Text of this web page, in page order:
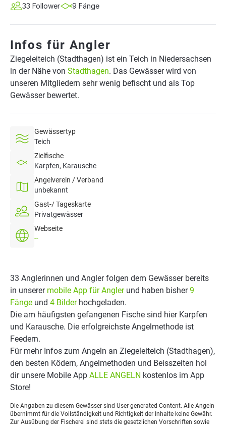
33 Follower 9 Fänge
Infos für Angler
Ziegeleiteich (Stadthagen) ist ein Teich in Niedersachsen
in der Nähe von Stadthagen. Das Gewässer wird von
unseren Mitgliedern sehr wenig befischt und als Top
Gewässer bewertet.
Gewässertyp
Teich
Zielfische
Karpfen, Karausche
Angelverein / Verband
unbekannt
Gast-/ Tageskarte
Privatgewässer
Webseite
--
33 Anglerinnen und Angler folgen dem Gewässer bereits
in unserer mobile App für Anglerund haben bisher9
Fänge und 4 Bilderhochgeladen.
Die am häufigsten gefangenen Fische sind hier Karpfen
und Karausche. Die erfolgreichste Angelmethode ist
Feedern.
Für mehr Infos zum Angeln an Ziegeleiteich (Stadthagen),
den besten Ködern, Angelmethoden und Beisszeiten hol
dir unsere Mobile App ALLE ANGELN kostenlos im App
Store!
Die Angaben zu diesem Gewässer sind User generated Content. Alle Angeln
übernimmt für die Vollständigkeit und Richtigkeit der Inhalte keine Gewähr.
Zur Ausübung der Fischerei sind stets die gesetzlichen Vorschriften sowie